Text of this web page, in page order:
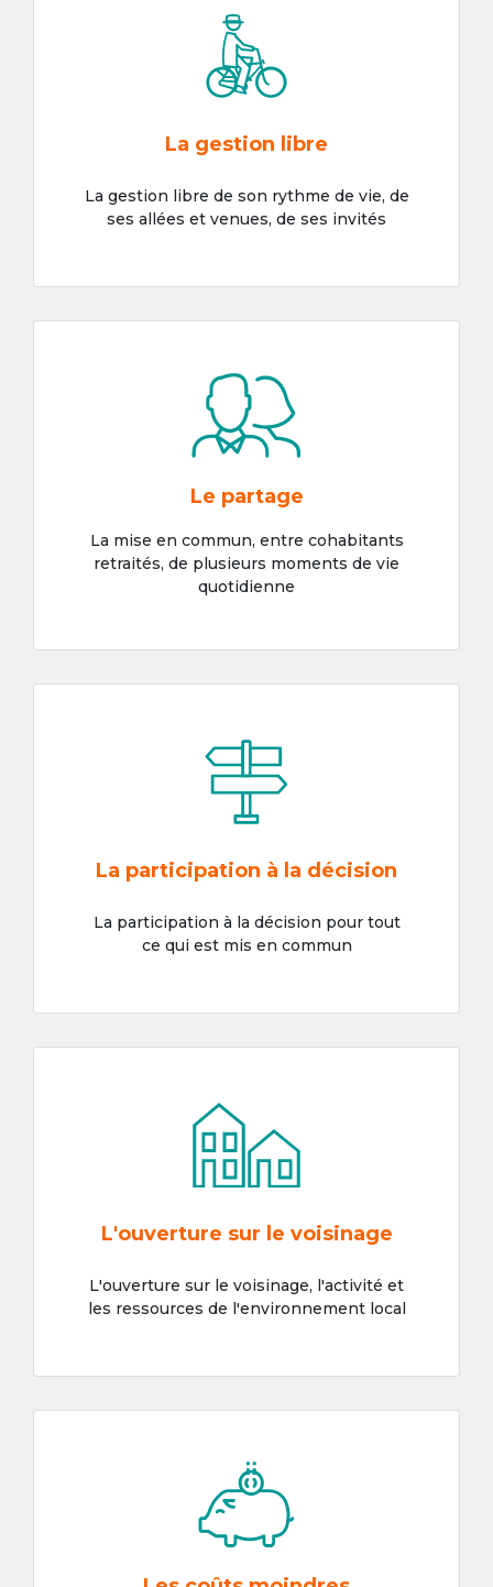
La gestion libre
La gestion libre de son rythme de vie, de
ses allées et venues, de ses invités
Le partage
La mise en commun, entre cohabitants
retraités, de plusieurs moments de vie
quotidienne
La participation à la décision
La participation à la décision pour tout
ce qui est mis en commun
L'ouverture sur le voisinage
L'ouverture sur le voisinage, l'activité et
les ressources de l'environnement local